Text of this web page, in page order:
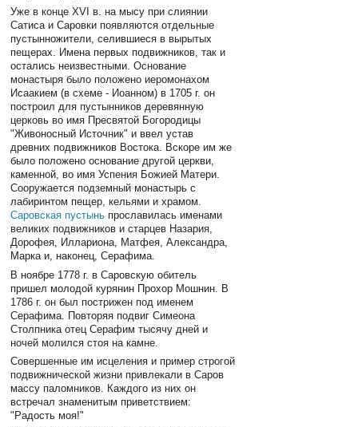
Уже в конце XVI в. на мысу при слиянии
Сатиса и Саровки появляются отдельные
пустынножители, селившиеся в вырытых
пещерах. Имена первых подвижников, так и
остались неизвестными. Основание
монастыря было положено иеромонахом
Исаакием (в схеме - Иоанном) в 1705 г. он
построил для пустынников деревянную
церковь во имя Пресвятой Богородицы
"Живоносный Источник" и ввел устав
древних подвижников Востока. Вскоре им же
было положено основание другой церкви,
каменной, во имя Успения Божией Матери.
Сооружается подземный монастырь с
лабиринтом пещер, кельями и храмом.
Саровская пустынь прославилась именами
великих подвижников и старцев Назария,
Дорофея, Иллариона, Матфея, Александра,
Марка и, наконец, Серафима.
В ноябре 1778 г. в Саровскую обитель
пришел молодой курянин Прохор Мошнин. В
1786 г. он был пострижен под именем
Серафима. Повторяя подвиг Симеона
Столпника отец Серафим тысячу дней и
ночей молился стоя на камне.
Совершенные им исцеления и пример строгой
подвижнической жизни привлекали в Саров
массу паломников. Каждого из них он
встречал знаменитым приветствием:
"Радость моя!"